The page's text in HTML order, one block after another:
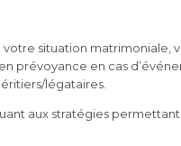
situation matrimoniale,
prévoyance en cas
légataires.
aux stratégies